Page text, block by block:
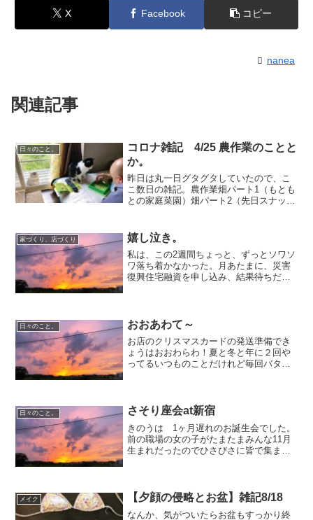
X Facebook コピー
nanea
関連記事
日々のこと。
コロナ雑記 4/25 農作業のことと
か。
昨日は丸一日グタグタしていたので、こ
こ数日の雑記。農作業畑パート1（もとも
との家庭菜園）畑パート2（先日スナップ
大幅に菜園の拡大だ。きゅうり好き。私
はきゅうりの消費量...
家づくり、店づくり 嬉し泣き。
私は、この2週間ちょっと、ずっとソワソ
ワ落ち着かなかった。月あたまに、災害
復興住宅融資を申し込み、結果待ちだっ
に、担当の人から電話があ...
日々のこと。 おおあわて～
お店のクリスマスカードの発送準備でき
ょうはおおわらわ！夏と冬と年に２回や
ってるいつものことだけれど毎回バタバ
けど（そして年賀状も...
日々のこと。 さそり座会at新宿
きのうは 1ヶ月遅れのお誕生会でした。
前の職場の女の子がたまたまみんな11月
生まれだったのでひさびさに皆で集まり
星座のせいか 妙に...
メイク 【夕顔の侵略とお盆】雑記8/18
なんか、気がついたらお盆もすっかり終